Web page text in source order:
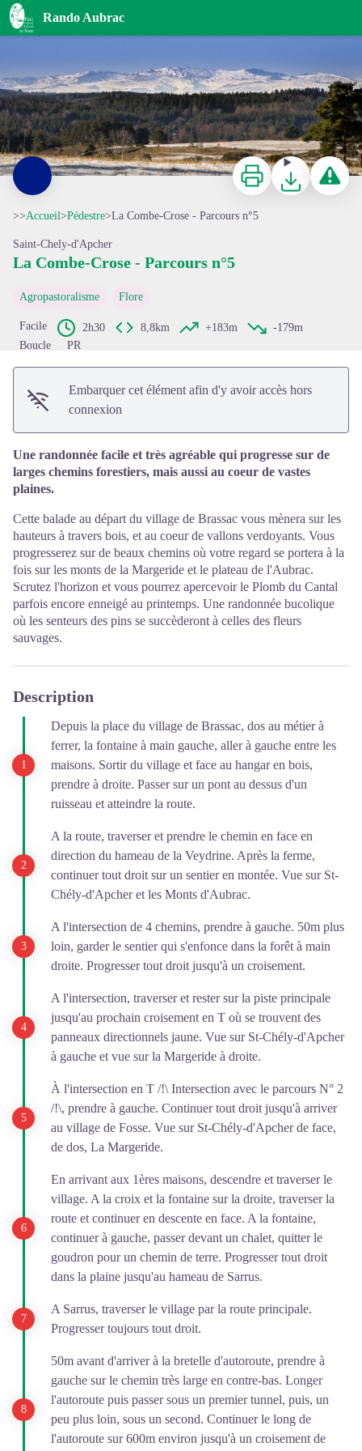
Rando Aubrac
La Combe-Crose - Parcours n°5
Voir l'image en plein écran
ImprimerTéléchargerSignaler
>>Accueil>Pédestre>La Combe-Crose - Parcours n°5
Saint-Chely-d'Apcher
La Combe-Crose - Parcours n°5
Agropastoralisme Flore
Facile 2h30 8,8km +183m
-179m
Boucle
PR
Embarquer cet élément afin d'y avoir accès hors
connexion
Une randonnée facile et très agréable qui progresse sur de
larges chemins forestiers, mais aussi au coeur de vastes
plaines.
Cette balade au départ du village de Brassac vous mènera sur les
hauteurs à travers bois, et au coeur de vallons verdoyants. Vous
progresserez sur de beaux chemins où votre regard se portera à la
fois sur les monts de la Margeride et le plateau de l'Aubrac.
Scrutez l'horizon et vous pourrez apercevoir le Plomb du Cantal
parfois encore enneigé au printemps. Une randonnée bucolique
où les senteurs des pins se succèderont à celles des fleurs
sauvages.
Description
Depuis la place du village de Brassac, dos au métier à
ferrer, la fontaine à main gauche, aller à gauche entre les
maisons. Sortir du village et face au hangar en bois,
prendre à droite. Passer sur un pont au dessus d'un
ruisseau et atteindre la route.
A la route, traverser et prendre le chemin en face en
direction du hameau de la Veydrine. Après la ferme,
continuer tout droit sur un sentier en montée. Vue sur St-
Chély-d'Apcher et les Monts d'Aubrac.
A l'intersection de 4 chemins, prendre à gauche. 50m plus
loin, garder le sentier qui s'enfonce dans la forêt à main
droite. Progresser tout droit jusqu'à un croisement.
A l'intersection, traverser et rester sur la piste principale
jusqu'au prochain croisement en T où se trouvent des
panneaux directionnels jaune. Vue sur St-Chély-d'Apcher
à gauche et vue sur la Margeride à droite.
À l'intersection en T /!\ Intersection avec le parcours N° 2
/!\, prendre à gauche. Continuer tout droit jusqu'à arriver
au village de Fosse. Vue sur St-Chély-d'Apcher de face,
de dos, La Margeride.
En arrivant aux 1ères maisons, descendre et traverser le
village. A la croix et la fontaine sur la droite, traverser la
route et continuer en descente en face. A la fontaine,
continuer à gauche, passer devant un chalet, quitter le
goudron pour un chemin de terre. Progresser tout droit
dans la plaine jusqu'au hameau de Sarrus.
A Sarrus, traverser le village par la route principale.
Progresser toujours tout droit.
50m avant d'arriver à la bretelle d'autoroute, prendre à
gauche sur le chemin très large en contre-bas. Longer
l'autoroute puis passer sous un premier tunnel, puis, un
peu plus loin, sous un second. Continuer le long de
l'autoroute sur 600m environ jusqu'à un croisement de